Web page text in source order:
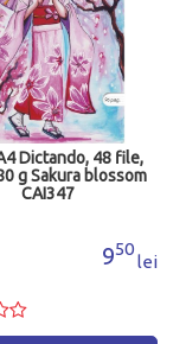
Dictando, 48 file,
g Sakura blossom
CAI347
950
lei